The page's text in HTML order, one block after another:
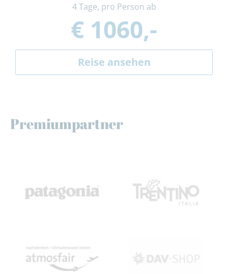
4 Tage, pro Person ab
€ 1060,-
Reise ansehen
Premiumpartner